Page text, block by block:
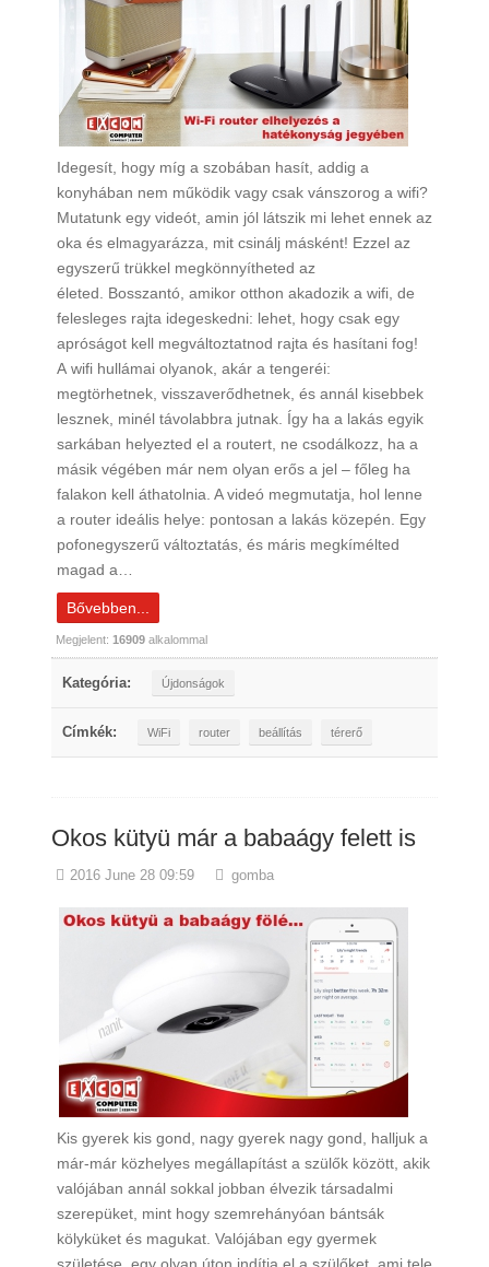
Idegesít, hogy míg a szobában hasít, addig a
konyhában nem működik vagy csak vánszorog a wifi?
Mutatunk egy videót, amin jól látszik mi lehet ennek az
oka és elmagyarázza, mit csinálj másként! Ezzel az
egyszerű trükkel megkönnyítheted az
életed. Bosszantó, amikor otthon akadozik a wifi, de
felesleges rajta idegeskedni: lehet, hogy csak egy
apróságot kell megváltoztatnod rajta és hasítani fog!
A wifi hullámai olyanok, akár a tengeréi:
megtörhetnek, visszaverődhetnek, és annál kisebbek
lesznek, minél távolabbra jutnak. Így ha a lakás egyik
sarkában helyezted el a routert, ne csodálkozz, ha a
másik végében már nem olyan erős a jel – főleg ha
falakon kell áthatolnia. A videó megmutatja, hol lenne
a router ideális helye: pontosan a lakás közepén. Egy
pofonegyszerű változtatás, és máris megkímélted
magad a…
Bővebben...
Megjelent: 16909alkalommal
Kategória: Újdonságok
Címkék: WiFi router beállítás térerő
Okos kütyü már a babaágy felett is
2016 June 28 09:59 gomba
Kis gyerek kis gond, nagy gyerek nagy gond, halljuk a
már-már közhelyes megállapítást a szülők között, akik
valójában annál sokkal jobban élvezik társadalmi
szerepüket, mint hogy szemrehányóan bántsák
kölyküket és magukat. Valójában egy gyermek